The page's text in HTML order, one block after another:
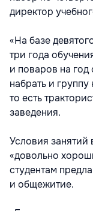
директор
«На базе
три года
и поваров на год
набрать и
то есть
заведения.
Условия
«довольно
студентам
и общежитие.